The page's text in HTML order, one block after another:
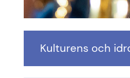
Kulturens och